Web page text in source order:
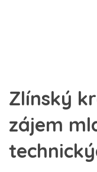
Zlínský
zájem